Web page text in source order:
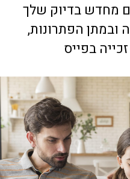
מחדש בדיוק שלך
ובמתן הפתרונות,
בפייס